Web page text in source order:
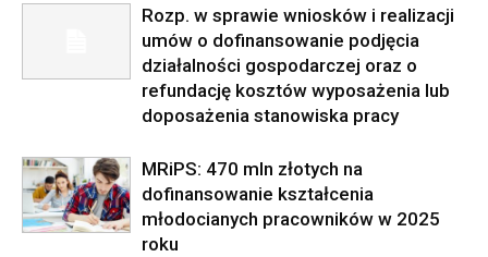
Rozp. w sprawie wniosków i realizacji
umów o dofinansowanie podjęcia
działalności gospodarczej oraz o
refundację kosztów wyposażenia lub
doposażenia stanowiska pracy
MRiPS: 470 mln złotych na
dofinansowanie kształcenia
młodocianych pracowników w 2025
roku